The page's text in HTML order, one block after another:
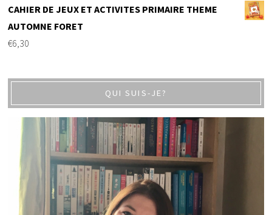
CAHIER DE JEUX ET ACTIVITES PRIMAIRE THEME
AUTOMNE FORET
€6,30
QUI SUIS-JE?